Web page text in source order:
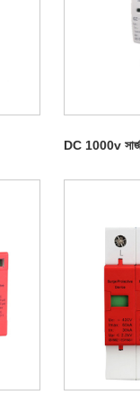
DC 1000v সার্জ